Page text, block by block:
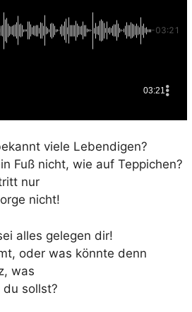
-03:21
03:21
viele Lebendigen?
Fuß nicht, wie auf Teppichen?
nur
nicht!
alles gelegen dir!
oder was könnte denn
was
du sollst?